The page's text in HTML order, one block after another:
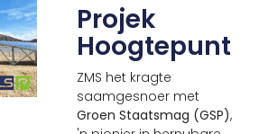
Projek
Hoogtepunt
ZMS het kragte
saamgesnoer met
Groen Staatsmag (GSP),